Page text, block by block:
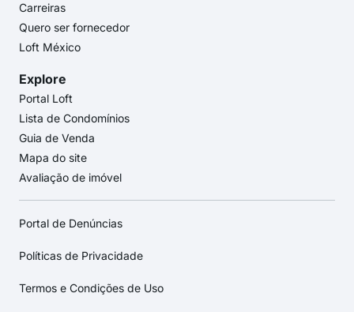
Carreiras
Quero ser fornecedor
Loft México
Explore
Portal Loft
Lista de Condomínios
Guia de Venda
Mapa do site
Avaliação de imóvel
Portal de Denúncias
Políticas de Privacidade
Termos e Condições de Uso